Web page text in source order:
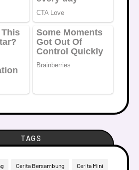
TAGS
Cerita Bersambung Cerita Mini